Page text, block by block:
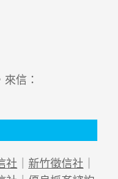
信：
社 ｜ 新竹徵信社 ｜